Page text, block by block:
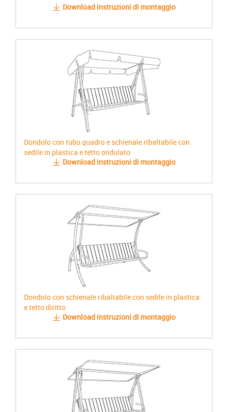
Download instruzioni di montaggio
Dondolo con tubo quadro e schienale ribaltabile con
sedile in plastica e tetto ondulato
Download instruzioni di montaggio
Dondolo con schienale ribaltabile con sedile in plastica
e tetto diritto
Download instruzioni di montaggio